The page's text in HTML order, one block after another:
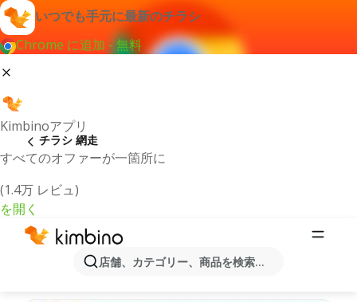
いつでも手元に最新のチラシ
Chrome に追加 - 無料
Kimbinoアプリ
すべてのオファーが一箇所に
(1.4万 レビュ)
を開く
店舗、カテゴリー、商品を検索...
チラシ 網走
最新のチラシとオファー網走